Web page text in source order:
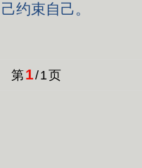
约束自己。
第1/1页